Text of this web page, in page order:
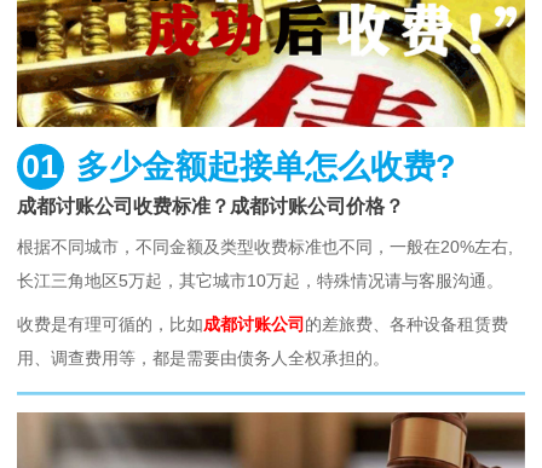
01 多少金额起接单怎么收费?
成都讨账公司收费标准？成都讨账公司价格？
根据不同城市，不同金额及类型收费标准也不同，一般在20%左右,
长江三角地区5万起，其它城市10万起，特殊情况请与客服沟通。
收费是有理可循的，比如成都讨账公司 的差旅费、各种设备租赁费
用、调查费用等，都是需要由债务人全权承担的。